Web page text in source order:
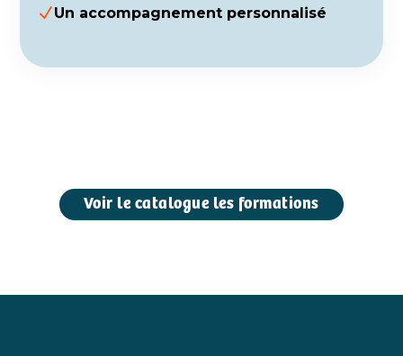
NUn accompagnement personnalisé
Voir le catalogue les formations